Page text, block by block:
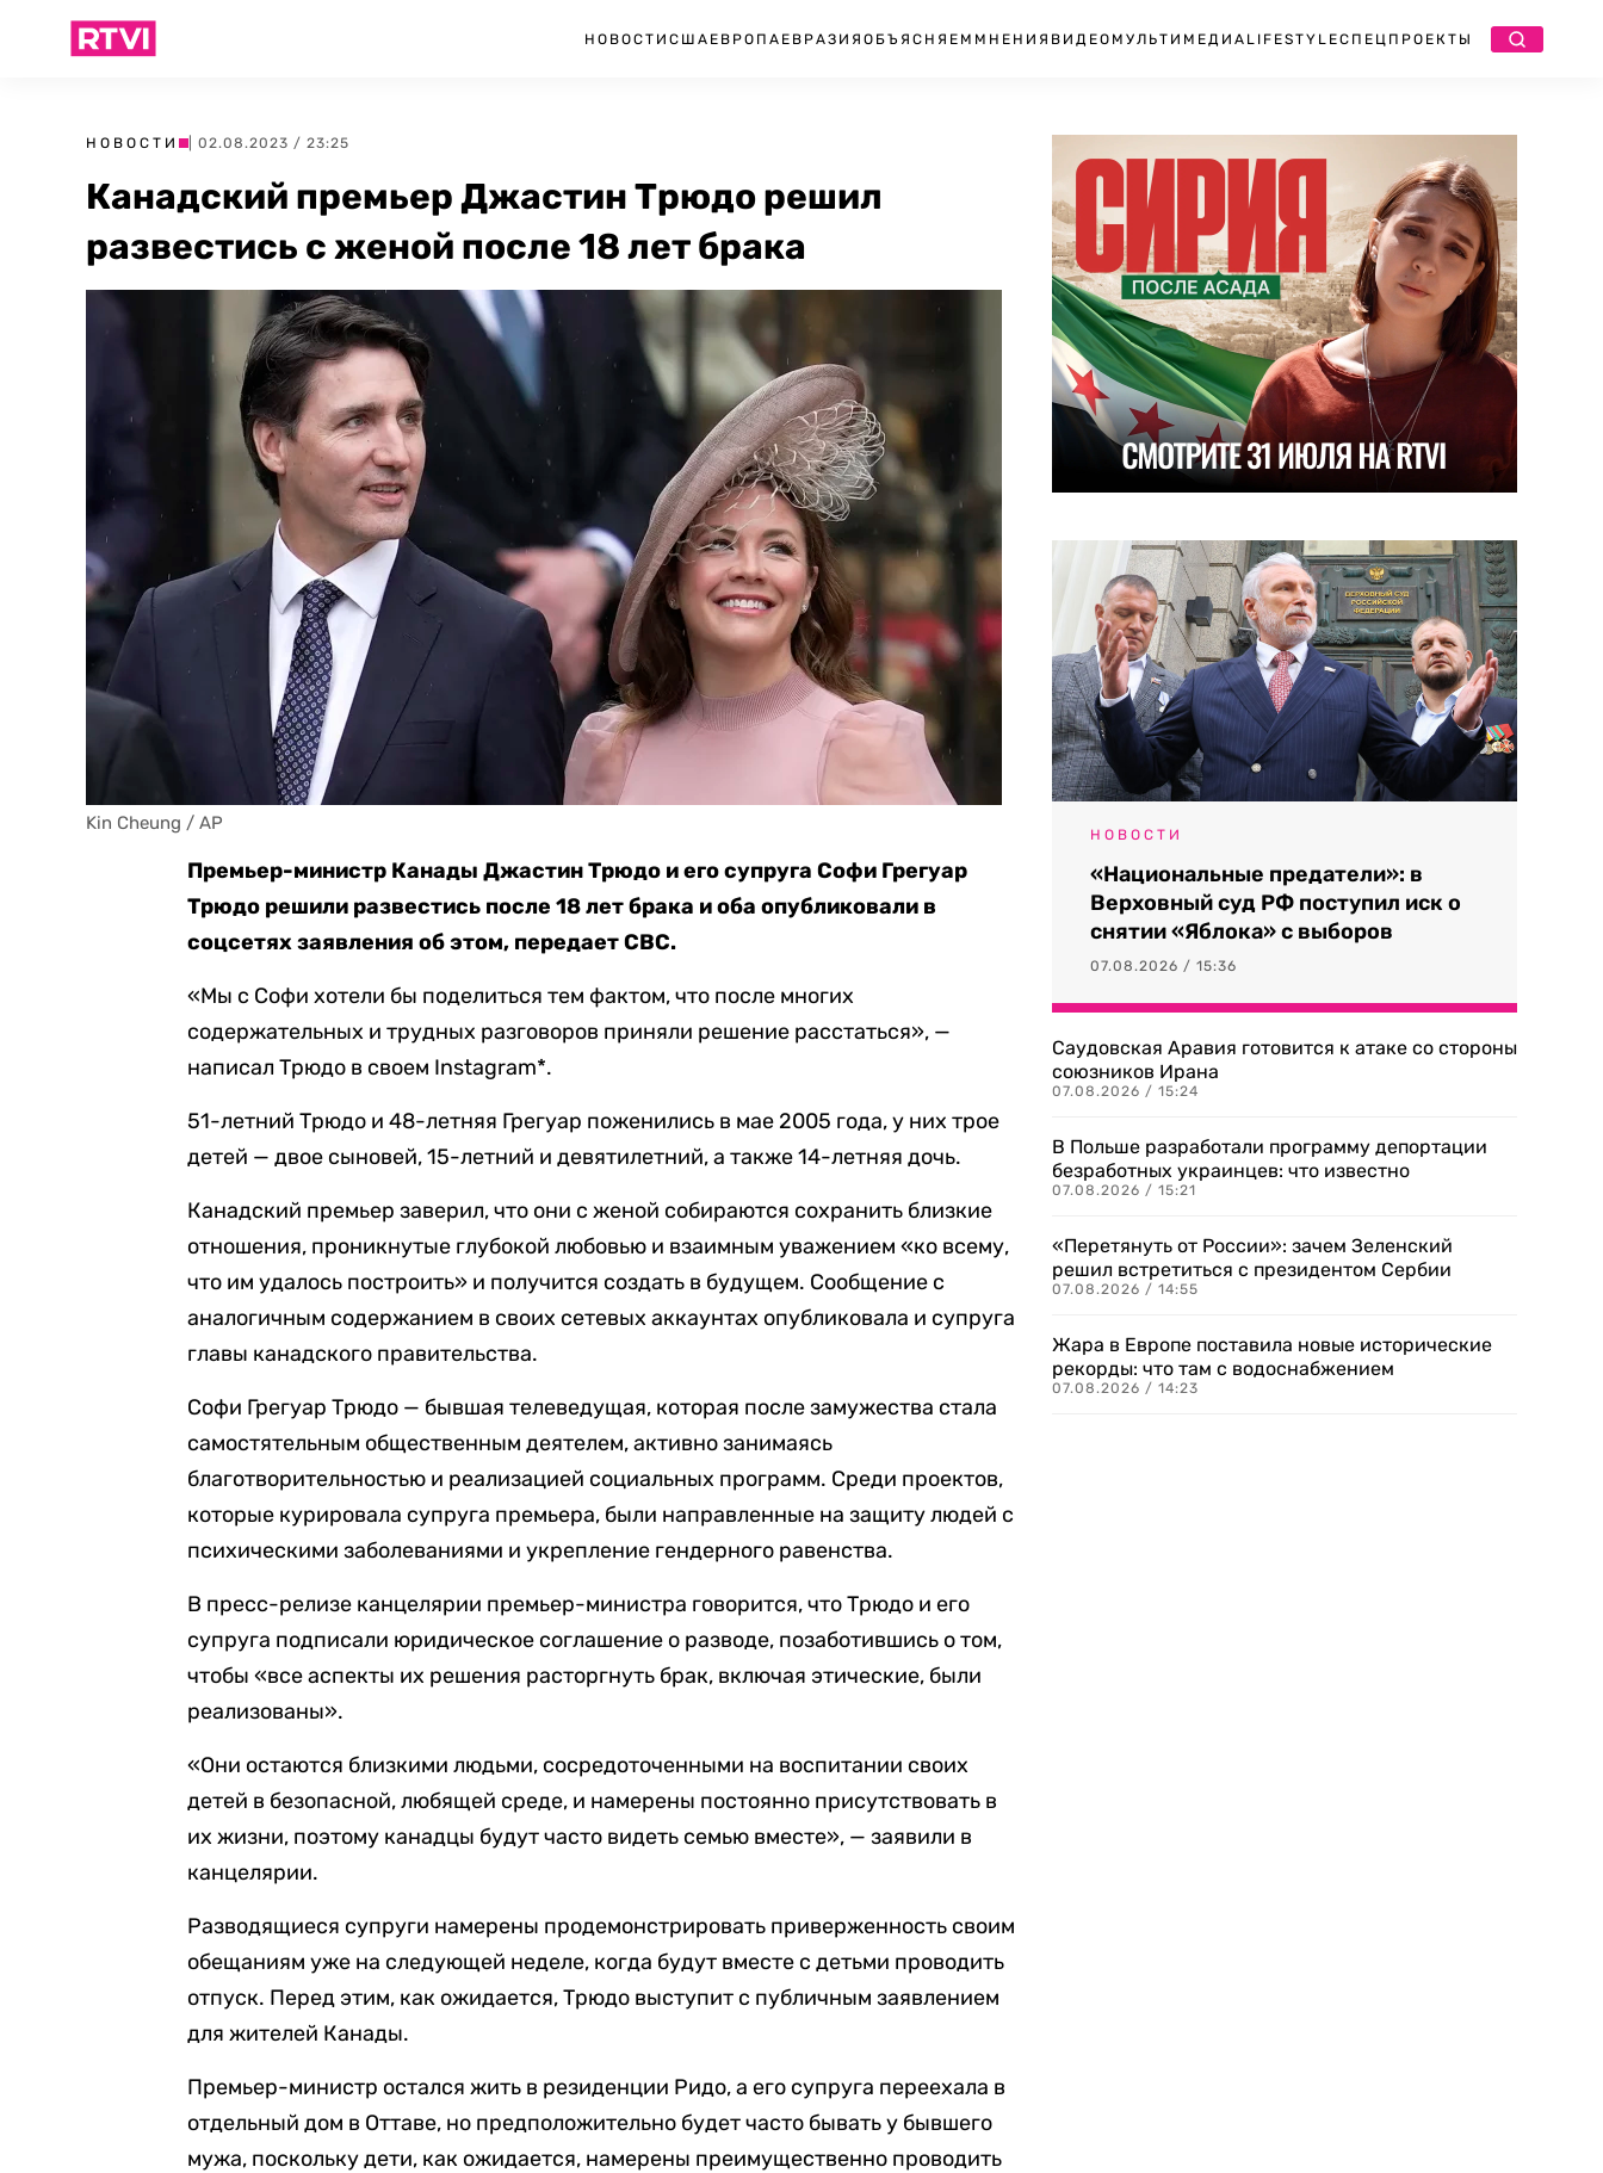
НОВОСТИ США ЕВРОПА ЕВРАЗИЯ ОБЪЯСНЯЕМ МНЕНИЯ ВИДЕО МУЛЬТИМЕДИА LIFESTYLEСПЕЦПРОЕКТЫ
НОВОСТИ | 02.08.2023 / 23:25
Канадский премьер Джастин Трюдо решил
развестись с женой после 18 лет брака
Kin Cheung / AP
Премьер-министр Канады Джастин Трюдо и его супруга Софи Грегуар
Трюдо решили развестись после 18 лет брака и оба опубликовали в
соцсетях заявления об этом, передает CВС.
«Мы с Софи хотели бы поделиться тем фактом, что после многих
содержательных и трудных разговоров приняли решение расстаться», —
написал Трюдо в своем Instagram*.
51-летний Трюдо и 48-летняя Грегуар поженились в мае 2005 года, у них трое
детей — двое сыновей, 15-летний и девятилетний, а также 14-летняя дочь.
Канадский премьер заверил, что они с женой собираются сохранить близкие
отношения, проникнутые глубокой любовью и взаимным уважением «ко всему,
что им удалось построить» и получится создать в будущем. Сообщение с
аналогичным содержанием в своих сетевых аккаунтах опубликовала и супруга
главы канадского правительства.
Софи Грегуар Трюдо — бывшая телеведущая, которая после замужества стала
самостятельным общественным деятелем, активно занимаясь
благотворительностью и реализацией социальных программ. Среди проектов,
которые курировала супруга премьера, были направленные на защиту людей с
психическими заболеваниями и укрепление гендерного равенства.
В пресс-релизе канцелярии премьер-министра говорится, что Трюдо и его
супруга подписали юридическое соглашение о разводе, позаботившись о том,
чтобы «все аспекты их решения расторгнуть брак, включая этические, были
реализованы».
«Они остаются близкими людьми, сосредоточенными на воспитании своих
детей в безопасной, любящей среде, и намерены постоянно присутствовать в
их жизни, поэтому канадцы будут часто видеть семью вместе», — заявили в
канцелярии.
Разводящиеся супруги намерены продемонстрировать приверженность своим
обещаниям уже на следующей неделе, когда будут вместе с детьми проводить
отпуск. Перед этим, как ожидается, Трюдо выступит с публичным заявлением
для жителей Канады.
Премьер-министр остался жить в резиденции Ридо, а его супруга переехала в
отдельный дом в Оттаве, но предположительно будет часто бывать у бывшего
мужа, поскольку дети, как ожидается, намерены преимущественно проводить
НОВОСТИ
«Национальные предатели»: в
Верховный суд РФ поступил иск о
снятии «Яблока» с выборов
07.08.2026 / 15:36
Саудовская Аравия готовится к атаке со стороны
союзников Ирана
07.08.2026 / 15:24
В Польше разработали программу депортации
безработных украинцев: что известно
07.08.2026 / 15:21
«Перетянуть от России»: зачем Зеленский
решил встретиться с президентом Сербии
07.08.2026 / 14:55
Жара в Европе поставила новые исторические
рекорды: что там с водоснабжением
07.08.2026 / 14:23